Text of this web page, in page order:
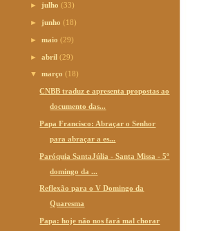
► julho(33)
► junho(18)
►maio(29)
►abril(29)
▼março(18)
CNBB traduz e apresenta propostas ao
documento das...
Papa Francisco: Abraçar o Senhor
para abraçar a es...
Paróquia SantaJúlia - Santa Missa - 5º
domingo da ...
Reflexão para o V Domingo da
Quaresma
Papa: hoje não nos fará mal chorar